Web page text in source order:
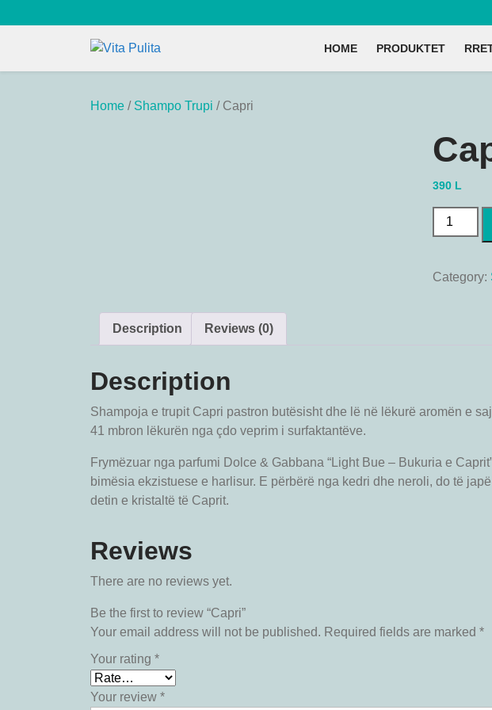
to
HOME PRODUKTET
Home / Shampo Trupi / Capri
390 L
Capri
Category:
Description Reviews (0)
Description
Shampoja e trupit Capri pastron butësisht dhe lë në lëkurë aromën e
41 mbron lëkurën nga çdo veprim i surfaktantëve.
Frymëzuar nga parfumi Dolce & Gabbana “Light Bue – Bukuria e
bimësia ekzistuese e harlisur. E përbërë nga kedri dhe neroli, do të
detin e kristaltë të Caprit.
Reviews
There are no reviews yet.
Be the first to review “Capri”
Your email address will not be published. Required fields are marked *
Your rating *
Your review *